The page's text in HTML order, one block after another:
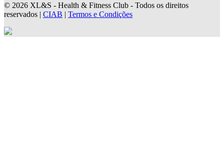
© 2026 XL&S - Health & Fitness Club - Todos os direitos
reservados | CIAB | Termos e Condições